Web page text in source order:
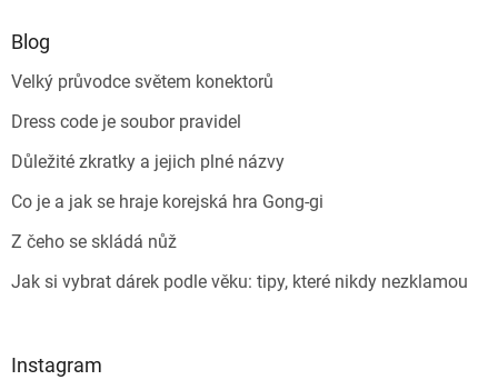
Blog
Velký průvodce světem konektorů
Dress code je soubor pravidel
Důležité zkratky a jejich plné názvy
Co je a jak se hraje korejská hra Gong-gi
Z čeho se skládá nůž
Jak si vybrat dárek podle věku: tipy, které nikdy nezklamou
Instagram